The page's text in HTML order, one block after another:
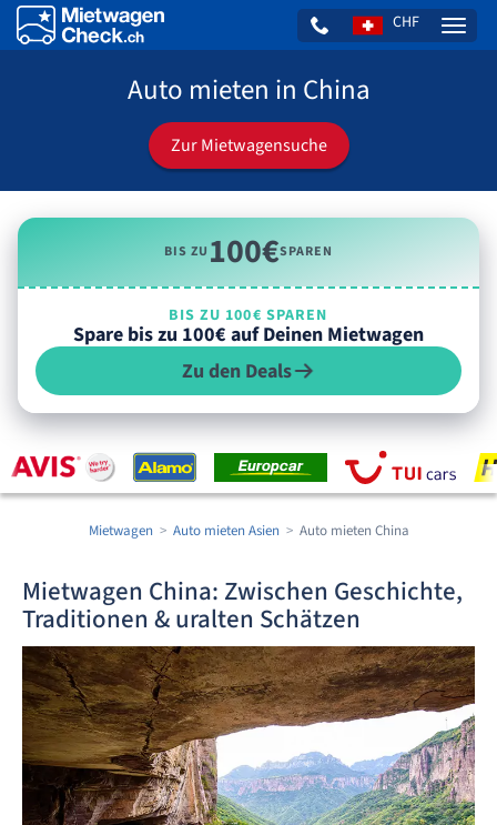
CHF
Auto mieten in China
Zur Mietwagensuche
BIS ZU100€SPAREN
BIS ZU 100€ SPAREN
Spare bis zu 100€ auf Deinen Mietwagen
Zu den Deals
Mietwagen Auto mieten Asien Auto mieten China
Mietwagen China: Zwischen Geschichte,
Traditionen & uralten Schätzen